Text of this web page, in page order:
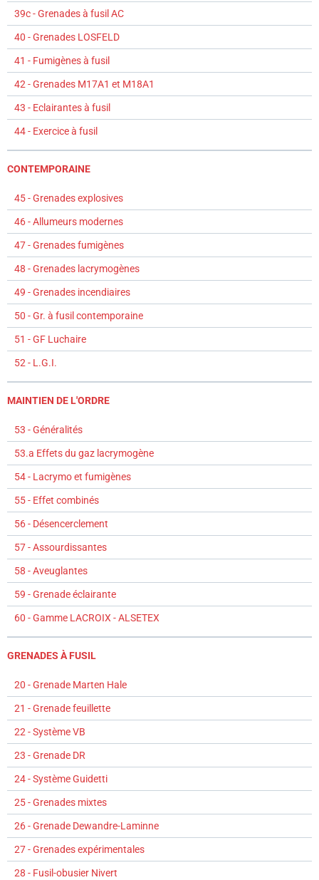
39c - Grenades à fusil AC
40 - Grenades LOSFELD
41 - Fumigènes à fusil
42 - Grenades M17A1 et M18A1
43 - Eclairantes à fusil
44 - Exercice à fusil
CONTEMPORAINE
45 - Grenades explosives
46 - Allumeurs modernes
47 - Grenades fumigènes
48 - Grenades lacrymogènes
49 - Grenades incendiaires
50 - Gr. à fusil contemporaine
51 - GF Luchaire
52 - L.G.I.
MAINTIEN DE L'ORDRE
53 - Généralités
53.a Effets du gaz lacrymogène
54 - Lacrymo et fumigènes
55 - Effet combinés
56 - Désencerclement
57 - Assourdissantes
58 - Aveuglantes
59 - Grenade éclairante
60 - Gamme LACROIX - ALSETEX
GRENADES À FUSIL
20 - Grenade Marten Hale
21 - Grenade feuillette
22 - Système VB
23 - Grenade DR
24 - Système Guidetti
25 - Grenades mixtes
26 - Grenade Dewandre-Laminne
27 - Grenades expérimentales
28 - Fusil-obusier Nivert